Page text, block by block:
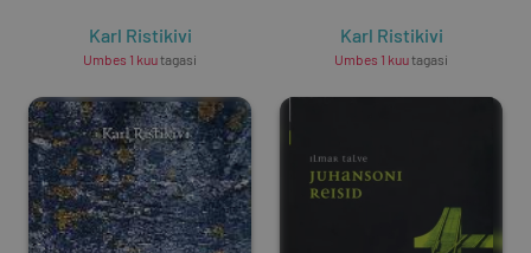
Karl Ristikivi
Umbes 1 kuutagasi
Karl Ristikivi
Umbes 1 kuutagasi